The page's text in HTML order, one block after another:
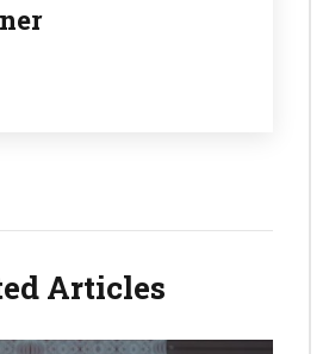
Articles